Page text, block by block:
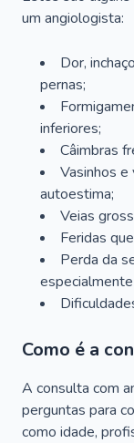
um angiologista:
Dor,
pernas;
inferiores;
Câimbras
Vasinhos
autoestima;
Veias
Feridas
Perda da
Como é a
A consulta com
perguntas para
como idade,